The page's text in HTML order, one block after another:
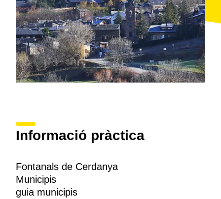
Informació pràctica
Fontanals de Cerdanya
Municipis
guia municipis